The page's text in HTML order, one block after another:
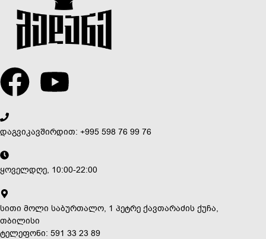
დაგვიკავშირდით: +995 598 76 99 76
ყოველდღე, 10:00-22:00
სითი მოლი საბურთალო, 1 პეტრე ქავთარაძის ქუჩა,
თბილისი
ტელეფონი: 591 33 23 89